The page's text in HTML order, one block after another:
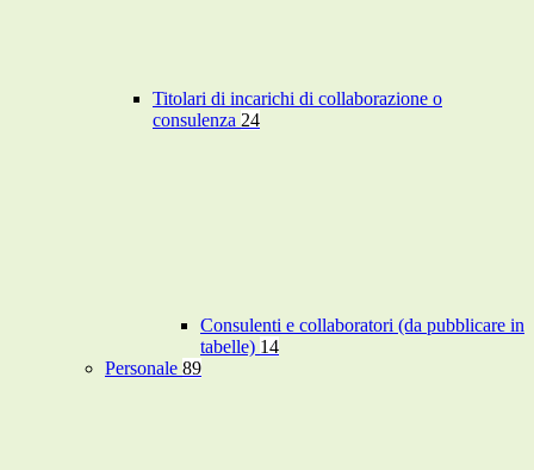
Titolari di incarichi di collaborazione o
consulenza 24
Consulenti e collaboratori (da pubblicare in
tabelle) 14
Personale 89